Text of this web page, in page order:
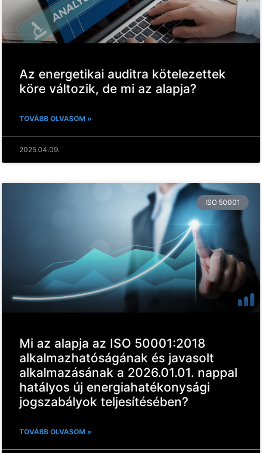
Az energetikai auditra kötelezettek
köre változik, de mi az alapja?
TOVÁBB OLVASOM »
2025.04.09.
ISO 50001
Mi az alapja az ISO 50001:2018
alkalmazhatóságának és javasolt
alkalmazásának a 2026.01.01. nappal
hatályos új energiahatékonysági
jogszabályok teljesítésében?
TOVÁBB OLVASOM »